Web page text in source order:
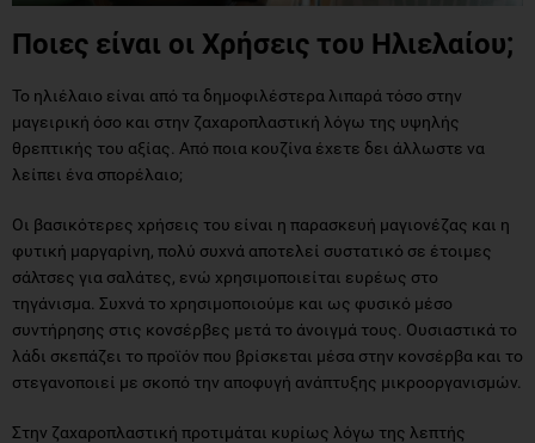
Ποιες είναι οι Χρήσεις του Ηλιελαίου;
Το ηλιέλαιο είναι από τα δημοφιλέστερα λιπαρά τόσο στην
μαγειρική όσο και στην ζαχαροπλαστική λόγω της υψηλής
θρεπτικής του αξίας. Από ποια κουζίνα έχετε δει άλλωστε να
λείπει ένα σπορέλαιο;
Οι βασικότερες χρήσεις του είναι η παρασκευή μαγιονέζας και η
φυτική μαργαρίνη, πολύ συχνά αποτελεί συστατικό σε έτοιμες
σάλτσες για σαλάτες, ενώ χρησιμοποιείται ευρέως στο
τηγάνισμα. Συχνά το χρησιμοποιούμε και ως φυσικό μέσο
συντήρησης στις κονσέρβες μετά το άνοιγμά τους. Ουσιαστικά το
λάδι σκεπάζει το προϊόν που βρίσκεται μέσα στην κονσέρβα και το
στεγανοποιεί με σκοπό την αποφυγή ανάπτυξης μικροοργανισμών.
Στην ζαχαροπλαστική προτιμάται κυρίως λόγω της λεπτής